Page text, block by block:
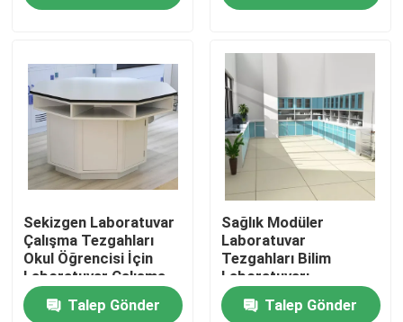
Okul Laboratuvar Mobilyaları
Laboratuvar Adası Tezgahı
Laboratuvar Duvar Tezgahı
Laboratuvar Çeker Ocak
Laboratuvar Denge Tezgahı
Laboratuvar Çalışma Tezgahları
Sekizgen Laboratuvar
Çalışma Tezgahları
Okul Öğrencisi İçin
Laboratuvar Çalışma
Masası
Talep Gönder
Sağlık Modüler
Laboratuvar
Tezgahları Bilim
Laboratuvarı
Tezgahları Evyeli
Hastane Tezgahı
Talep Gönder